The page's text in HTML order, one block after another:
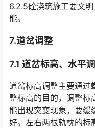
6.2.5砼浇筑施工要文
能。
7.道岔调整
7.1 道岔标高、水平
道岔标高调整主要通过
整标高的目的，调整标
能出现突变现象，要缓
好。左右两根轨枕的标